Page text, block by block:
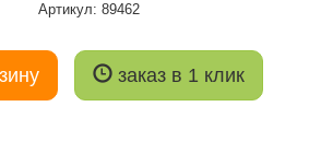
Артикул: 89462
заказ в 1 клик